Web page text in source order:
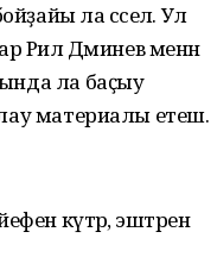
ла сәселә. Ул
Дәминев менән
ла баҫыу
материалы етешә.
күтәрә, эштәренә